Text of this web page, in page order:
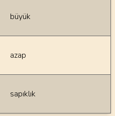
büyük
azap
sapıklık